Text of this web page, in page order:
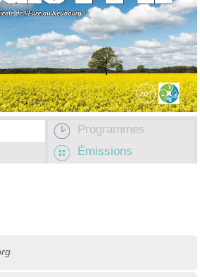
Programmes
Émissions